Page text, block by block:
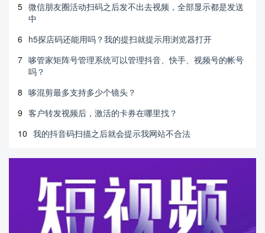
5 微信朋友圈活动扫码之后发不出去视频，全部显示都是发送
中
6 h5探店码还能用吗？我的提扫就提示用浏览器打开
7 哆管家矩阵号管理系统可以管理抖音、快手、视频号的帐号
吗？
8 哆混剪最多支持多少个镜头？
9 客户转发视频后，激活的卡券在哪里找？
10 我的抖音码扫描之后就会提示我网站不合法